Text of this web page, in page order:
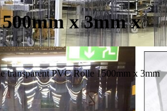
x 3mm x
transparent PVC Rolle 1500mm x 3mm